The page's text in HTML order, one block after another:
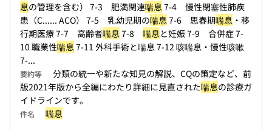
息の管理を含む） 7-3 肥満関連喘息7-4 慢性閉塞性肺疾
患（C...... ACO） 7-5 乳幼児期の喘息7-6 思春期喘息 ・移
行期医療 7-7 高齢者喘息7-8 喘息と妊娠 7-9 合併症 7-
10 職業性喘息7-11 外科手術と喘息 7-12 咳喘息・慢性咳嗽
7-...
要約等
分類の統一や新たな知見の解説、CQの策定など、前
版2021年版から全編にわたり詳細に見直された喘息の診療ガ
イドラインです。
件名 喘息